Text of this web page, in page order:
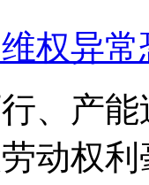
权异
、产
动权